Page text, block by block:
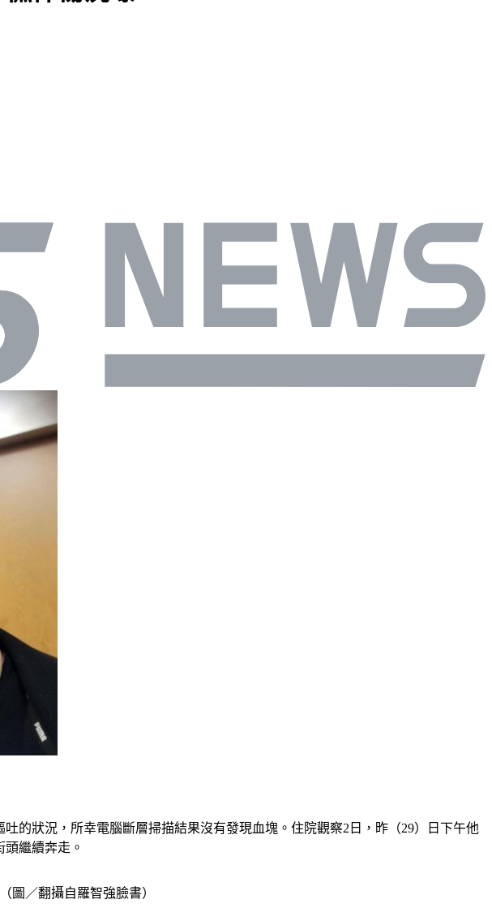
的狀況，所幸電腦斷層掃描結果沒有發現血塊。住院觀察2日，昨（29）日下午他
繼續奔走。